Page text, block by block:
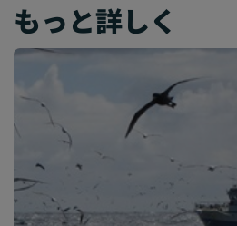
もっと詳しく